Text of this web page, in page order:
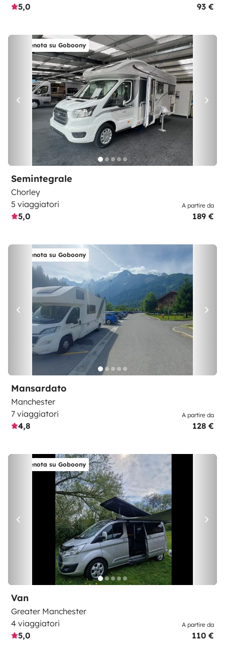
5,0
93 €
Prenota su Goboony
Semintegrale
Chorley
5 viaggiatori
5,0
A partire da
189 €
Prenota su Goboony
Mansardato
Manchester
7 viaggiatori
4,8
A partire da
128 €
Prenota su Goboony
Van
Greater Manchester
4 viaggiatori
5,0
A partire da
110 €